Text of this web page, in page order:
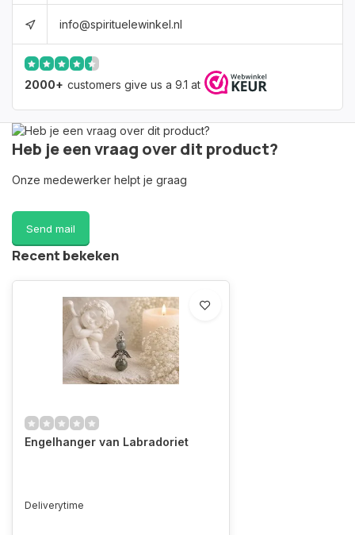
info@spirituelewinkel.nl
2000+ customers give us a 9.1 at
Heb je een vraag over dit product?
Onze medewerker helpt je graag
Send mail
Recent bekeken
Engelhanger van Labradoriet
Deliverytime